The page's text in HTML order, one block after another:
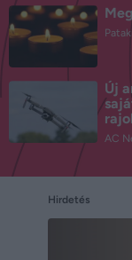
Új
AC
Hirdetés